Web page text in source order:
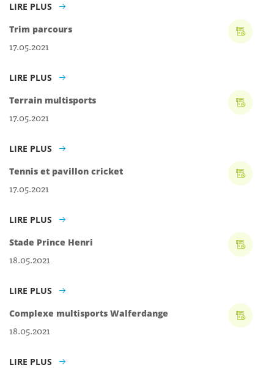
LIRE PLUS
Trim parcours
17.05.2021
LIRE PLUS
Terrain multisports
17.05.2021
LIRE PLUS
Tennis et pavillon cricket
17.05.2021
LIRE PLUS
Stade Prince Henri
18.05.2021
LIRE PLUS
Complexe multisports Walferdange
18.05.2021
LIRE PLUS